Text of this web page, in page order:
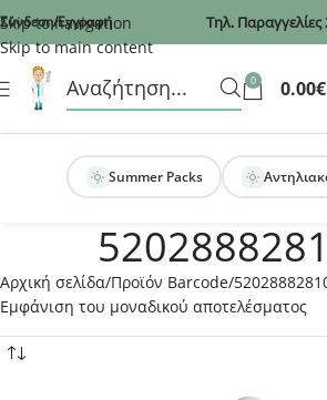
Recaptcha
Skip to navigation
Skip to main content
Σύνδεση/Εγγραφή Τηλ. Παραγγελίες
0 0.00€
Summer Packs
Αρχική σελίδα Προϊόν Barcode
Εμφάνιση του μοναδικού αποτελέσματος